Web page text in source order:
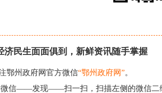
济民生面面俱到，新鲜资讯随手掌握
鄂州政府网官方微信“鄂州政府网”。
信——发现——扫一扫，扫描左侧的微信二